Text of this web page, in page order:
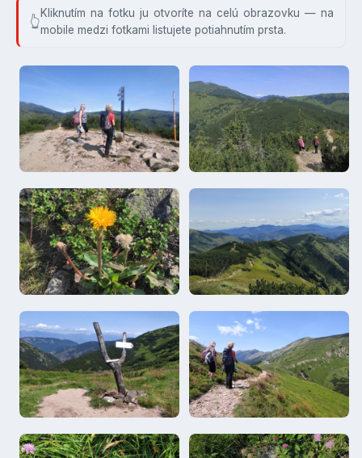
Kliknutím na fotku ju otvoríte na celú obrazovku — na
mobile medzi fotkami listujete potiahnutím prsta.